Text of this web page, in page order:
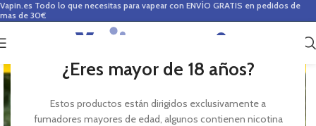
¿Eres mayor de 18 años?
Estos productos están dirigidos exclusivamente a
fumadores mayores de edad, algunos contienen nicotina
Vapin.es Todo lo que necesitas para vapear con ENVÍO GRATIS en pedidos de
mas de 30€
0